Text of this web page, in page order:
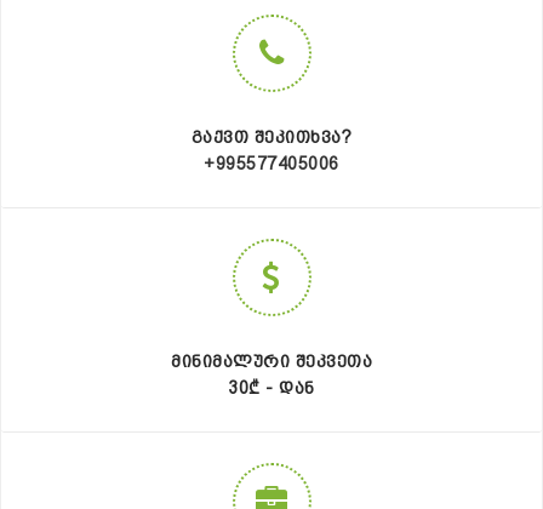
ᲒᲐᲥᲕᲗ ᲨᲔᲙᲘᲗᲮᲕᲐ?
+995577405006
ᲛᲘᲜᲘᲛᲐᲚᲣᲠᲘ ᲨᲔᲙᲕᲔᲗᲐ
30₾ - ᲓᲐᲜ